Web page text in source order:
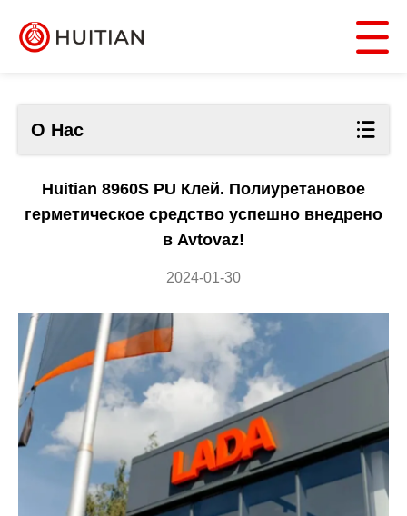
О Нас
Huitian 8960S PU Клей. Полиуретановое
герметическое средство успешно внедрено
в Avtovaz!
2024-01-30